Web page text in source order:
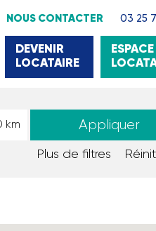
NOUS CONTACTER 03 25
DEVENIR
LOCATAIRE
ESPACE
km Appliquer
Plus de filtres